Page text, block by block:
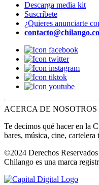
Descarga media kit
Suscríbete
¿Quieres anunciarte
ACERCA DE NOSOTROS
Te decimos qué hacer en la
bares, música, cine,
©2024 Derechos Reservados
Chilango es una marca